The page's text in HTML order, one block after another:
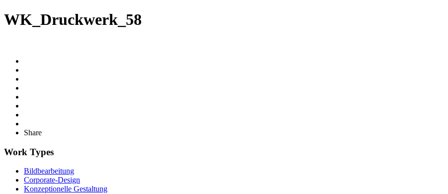
WK_Druckwerk_58
Share
Work Types
Bildbearbeitung
Corporate-Design
Konzeptionelle Gestaltung